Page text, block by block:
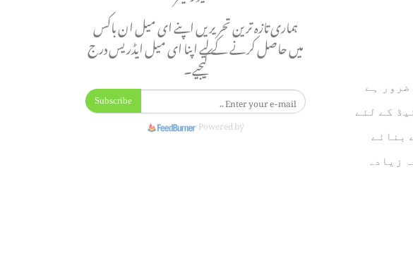
ہے
کے لئے
بنائے
زیادہ
ہماری تازہ ترین تحریریں اپنے ای میل ان باکس
میں حاصل کرنے کے لیے اپنا ای میل ایڈریس درج
کیجیے۔
Subscribe
Powered by